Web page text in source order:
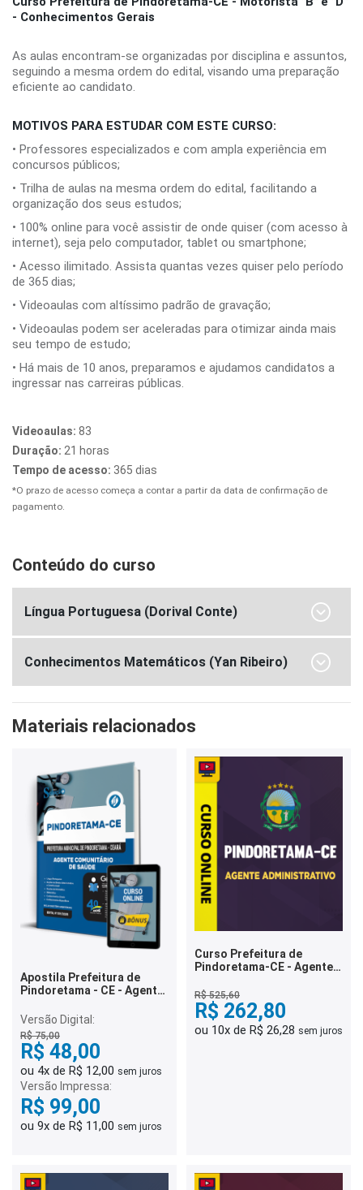
- Conhecimentos Gerais
As aulas encontram-se organizadas por disciplina e assuntos,
seguindo a mesma ordem do edital, visando uma preparação
eficiente ao candidato.
MOTIVOS PARA ESTUDAR COM ESTE CURSO:
• Professores especializados e com ampla experiência em
concursos públicos;
• Trilha de aulas na mesma ordem do edital, facilitando a
organização dos seus estudos;
• 100% online para você assistir de onde quiser (com acesso à
internet), seja pelo computador, tablet ou smartphone;
• Acesso ilimitado. Assista quantas vezes quiser pelo período
de 365 dias;
• Videoaulas com altíssimo padrão de gravação;
• Videoaulas podem ser aceleradas para otimizar ainda mais
seu tempo de estudo;
• Há mais de 10 anos, preparamos e ajudamos candidatos a
ingressar nas carreiras públicas.
Videoaulas: 83
Duração: 21 horas
Tempo de acesso: 365 dias
*O prazo de acesso começa a contar a partir da data de confirmação de
pagamento.
Conteúdo do curso
Língua Portuguesa (Dorival Conte)
Conhecimentos Matemáticos (Yan Ribeiro)
Materiais relacionados
Apostila Prefeitura de
Pindoretama - CE - Agente
Versão Digital:
R$ 75,00
R$ 48,00
ou 4x de R$ 12,00 sem juros
Versão Impressa:
R$ 99,00
ou 9x de R$ 11,00 sem juros
Curso Prefeitura de
Pindoretama-CE - Agente
R$ 525,60
R$ 262,80
ou 10x de R$ 26,28 sem juros